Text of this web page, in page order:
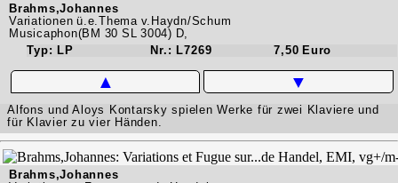
Brahms,Johannes
Variationen ü.e.Thema v.Haydn/Schum
Musicaphon(BM 30 SL 3004) D,
Typ: LP
Nr.: L7269 7,50 Euro
▲ ▼
Alfons und Aloys Kontarsky spielen Werke für zwei Klaviere und
für Klavier zu vier Händen.
Brahms,Johannes